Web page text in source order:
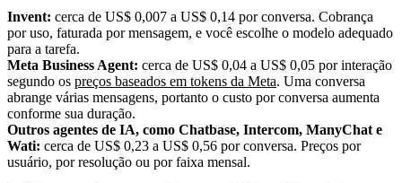
Invent: cerca de US$ 0,007 a US$ 0,14 por conversa. Cobrança
por uso, faturada por mensagem, e você escolhe o modelo adequado
para a tarefa.
Meta Business Agent: cerca de US$ 0,04 a US$ 0,05 por interação
segundo os preços baseados em tokens da Meta. Uma conversa
abrange várias mensagens, portanto o custo por conversa aumenta
conforme sua duração.
Outros agentes de IA, como Chatbase, Intercom, ManyChat e
Wati: cerca de US$ 0,23 a US$ 0,56 por conversa. Preços por
usuário, por resolução ou por faixa mensal.